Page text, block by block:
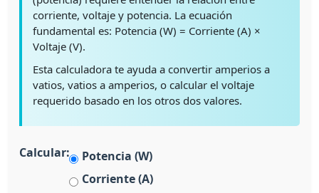
corriente, voltaje y potencia. La ecuación
fundamental es: Potencia (W) = Corriente (A) ×
Voltaje (V).
Esta calculadora te ayuda a convertir amperios a
vatios, vatios a amperios, o calcular el voltaje
requerido basado en los otros dos valores.
Calcular:
Potencia (W)
Corriente (A)